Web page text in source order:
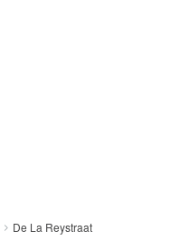
De La Reystraat